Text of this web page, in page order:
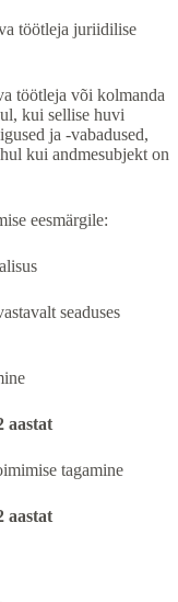
töötleja juriidilise
töötleja või kolmanda
kui sellise huvi
ja -vabadused,
kui andmesubjekt on
eesmärgile:
seaduses
aastat
tagamine
aastat